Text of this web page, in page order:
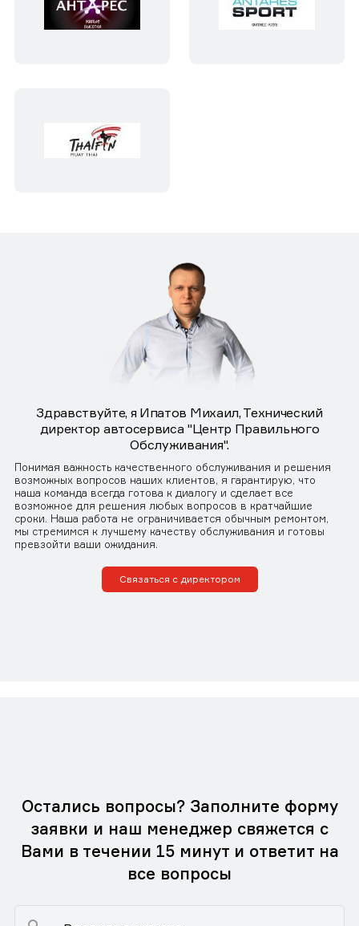
Здравствуйте, я Ипатов Михаил, Технический
директор автосервиса "Центр Правильного
Обслуживания".
Понимая важность качественного обслуживания и решения
возможных вопросов наших клиентов, я гарантирую, что
наша команда всегда готова к диалогу и сделает все
возможное для решения любых вопросов в кратчайшие
сроки. Наша работа не ограничивается обычным ремонтом,
мы стремимся к лучшему качеству обслуживания и готовы
превзойти ваши ожидания.
Связаться с директором
Остались вопросы? Заполните форму
заявки и наш менеджер свяжется с
Вами в течении 15 минут и ответит на
все вопросы